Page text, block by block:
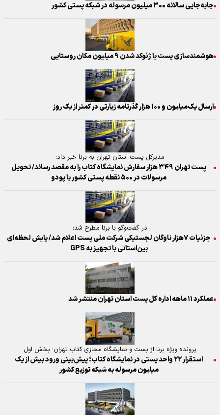
جابه‌جایی سالانه ۳۰۰ میلیون مرسوله در شبکه پستی کشور
هوشمندسازی پست با ژئوکد شدن ۹ میلیون مکان روستایی
ارسال یک‌میلیون و ۱۰۰ هزار گذرنامه زیارتی در کمتر از یک روز
مدیرکل پست استان تهران به برنا خبر داد:
پست تهران ۳۴۹ هزار سفارش نمایشگاه کتاب را به مقصد رساند/ تحویل
مرسولات در ۵۰۰ نقطه پستی کشور با پودو
در گفت‌و‌گو با برنا مطرح شد:
جزئیات ۷هزار ناوگان لجستیکی شرکت ملی پست اعلام شد/ پایش لحظه‌ای
بین‌استانی با تجهیز به GPS
عملکرد ۱۱ ماهه اداره کل پست استان تهران منتشر شد
پرونده ویژه برنا از پست و نمایشگاه مجازی کتاب تهران؛ بخش اول
استقرار ۲۲ واحد پستی در نمایشگاه کتاب؛ پیش‌بینی ورود بیش از یک
میلیون مرسوله به شبکه توزیع کشور